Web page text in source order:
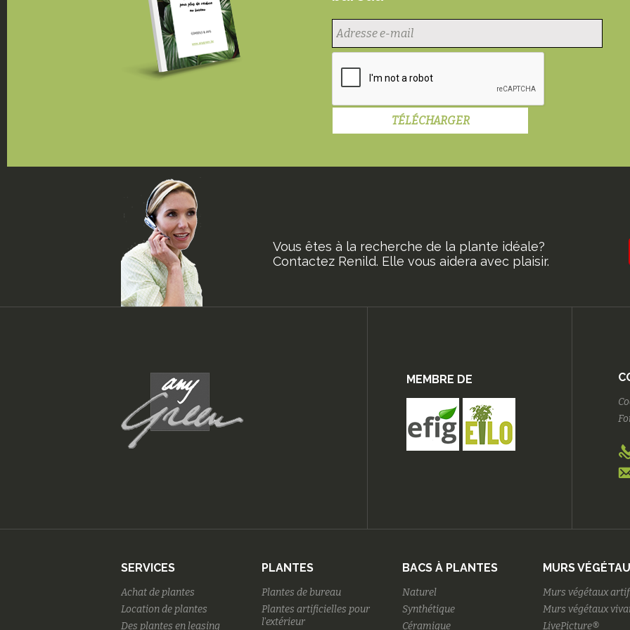
Vous êtes à la recherche de la plante idéale?
Contactez Renild. Elle vous aidera avec plaisir.
MEMBRE DE
SERVICES
Achat de plantes
Location de plantes
Des plantes en leasing
PLANTES
Plantes de bureau
Plantes artificielles pour
l'extérieur
BACS À PLANTES
Naturel
Synthétique
Céramique
MURS
Murs végétaux
Murs végétaux
LivePicture®